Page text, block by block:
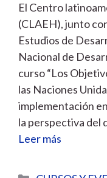
El Centro
(CLAEH), junto
Estudios de
Nacional de
curso “Los
las Naciones
implementación
la perspectiva del
Leer más